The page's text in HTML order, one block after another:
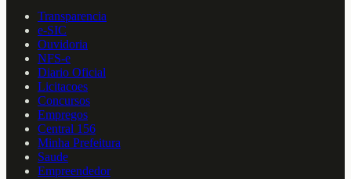
Transparencia
e-SIC
Ouvidoria
NFS-e
Diario Oficial
Licitacoes
Concursos
Empregos
Central 156
Minha Prefeitura
Saude
Empreendedor